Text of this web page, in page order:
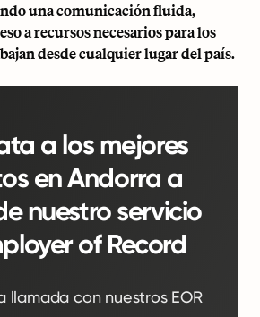
una comunicación fluida,
a recursos necesarios para los
desde cualquier lugar del país.
a los mejores
en Andorra a
nuestro servicio
of Record
llamada con nuestros EOR